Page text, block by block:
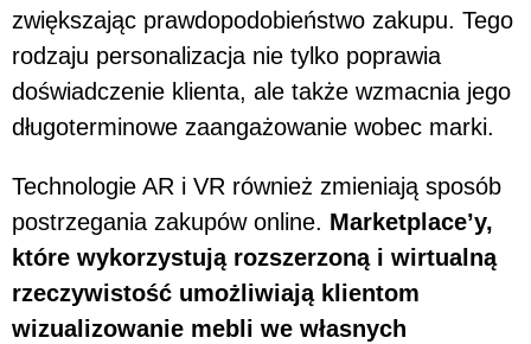
zwiększając prawdopodobieństwo zakupu. Tego
rodzaju personalizacja nie tylko poprawia
doświadczenie klienta, ale także wzmacnia jego
długoterminowe zaangażowanie wobec marki.
Technologie AR i VR również zmieniają sposób
postrzegania zakupów online. Marketplace’y,
które wykorzystują rozszerzoną i wirtualną
rzeczywistość umożliwiają klientom
wizualizowanie mebli we własnych